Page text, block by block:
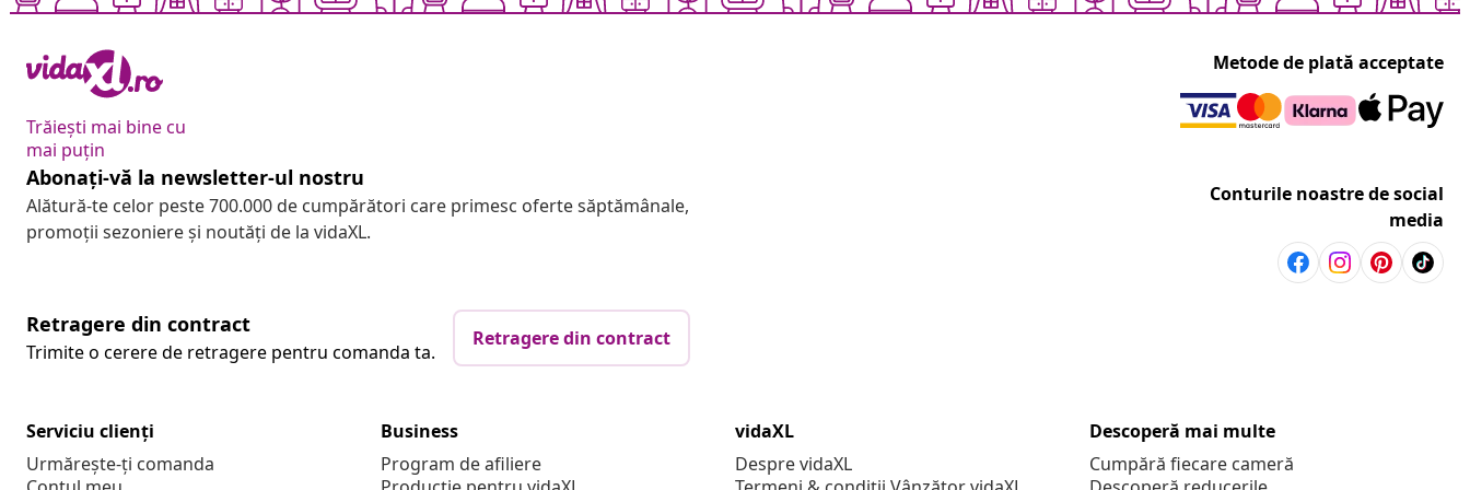
Trăiești mai bine cu
mai puțin
Metode de plată acceptate
Abonați-vă la newsletter-ul nostru
Alătură-te celor peste 700.000 de cumpărători care primesc oferte săptămânale,
promoții sezoniere și noutăți de la vidaXL.
Conturile noastre de social
media
Retragere din contract
Trimite o cerere de retragere pentru comanda ta.
Retragere din contract
Serviciu clienți
Urmărește-ți comanda
Business
Program de afiliere
vidaXL
Despre vidaXL
Descoperă mai multe
Cumpără fiecare cameră